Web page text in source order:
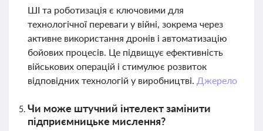
ШІ та роботизація є ключовими для
технологічної переваги у війні, зокрема через
активне використання дронів і автоматизацію
бойових процесів. Це підвищує ефективність
військових операцій і стимулює розвиток
відповідних технологій у виробництві. Джерело
Чи може штучний інтелект замінити
підприємницьке мислення?